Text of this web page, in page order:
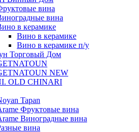
вина
вина
в керамике
Вино в керамике
Вино в керамике п/у
Торговый Дом
NEW
OLD CHINARI
Tapan
Фруктовые вина
Виноградные вина
вина